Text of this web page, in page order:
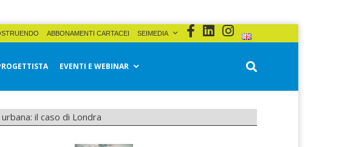
ABBONAMENTI CARTACEI SEIMEDIA
EVENTI E WEBINAR
il caso di Londra